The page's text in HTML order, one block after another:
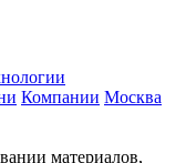
Компании Москва
материалов,